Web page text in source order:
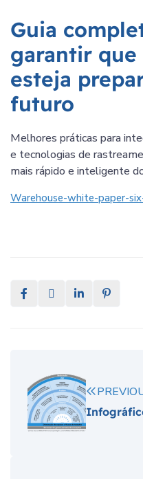
Guia
garantir que
esteja
futuro
Melhores práticas para
e tecnologias de
mais rápido e inteligente
Warehouse-white-paper-